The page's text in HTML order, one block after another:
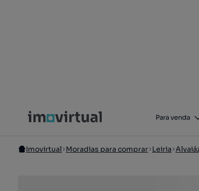
Para venda
Imovirtual Moradias para comprar Leiria